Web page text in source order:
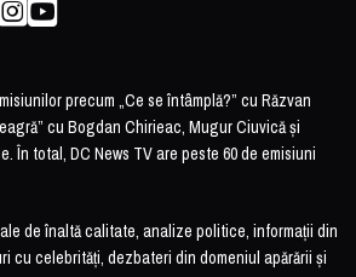
precum „Ce se întâmplă?” cu Răzvan
cu Bogdan Chirieac, Mugur Ciuvică și
În total, DC News TV are peste 60 de emisiuni
de înaltă calitate, analize politice, informații din
cu celebrități, dezbateri din domeniul apărării și